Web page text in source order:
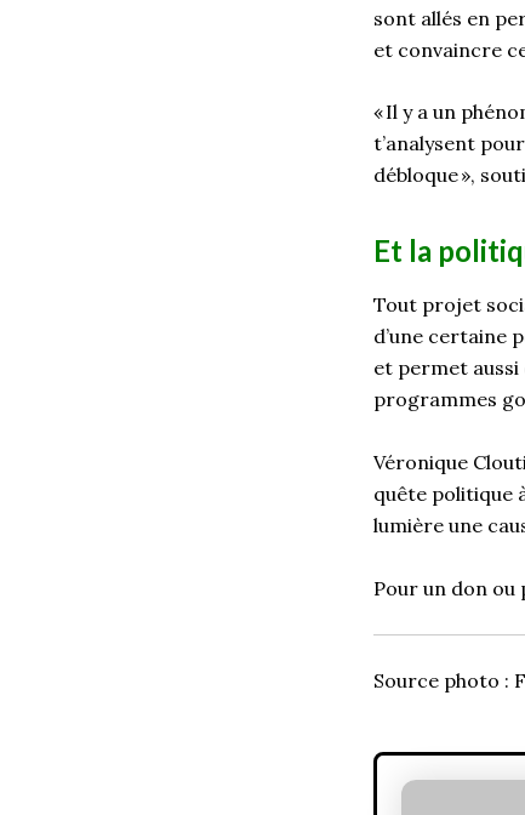
sont allés en
et convaincre
« Il y a un
t’analysent
débloque »,
Et la
Tout projet
d’une certaine
et permet
programmes
Véronique
quête politique
lumière une
Pour un don ou
Source photo :